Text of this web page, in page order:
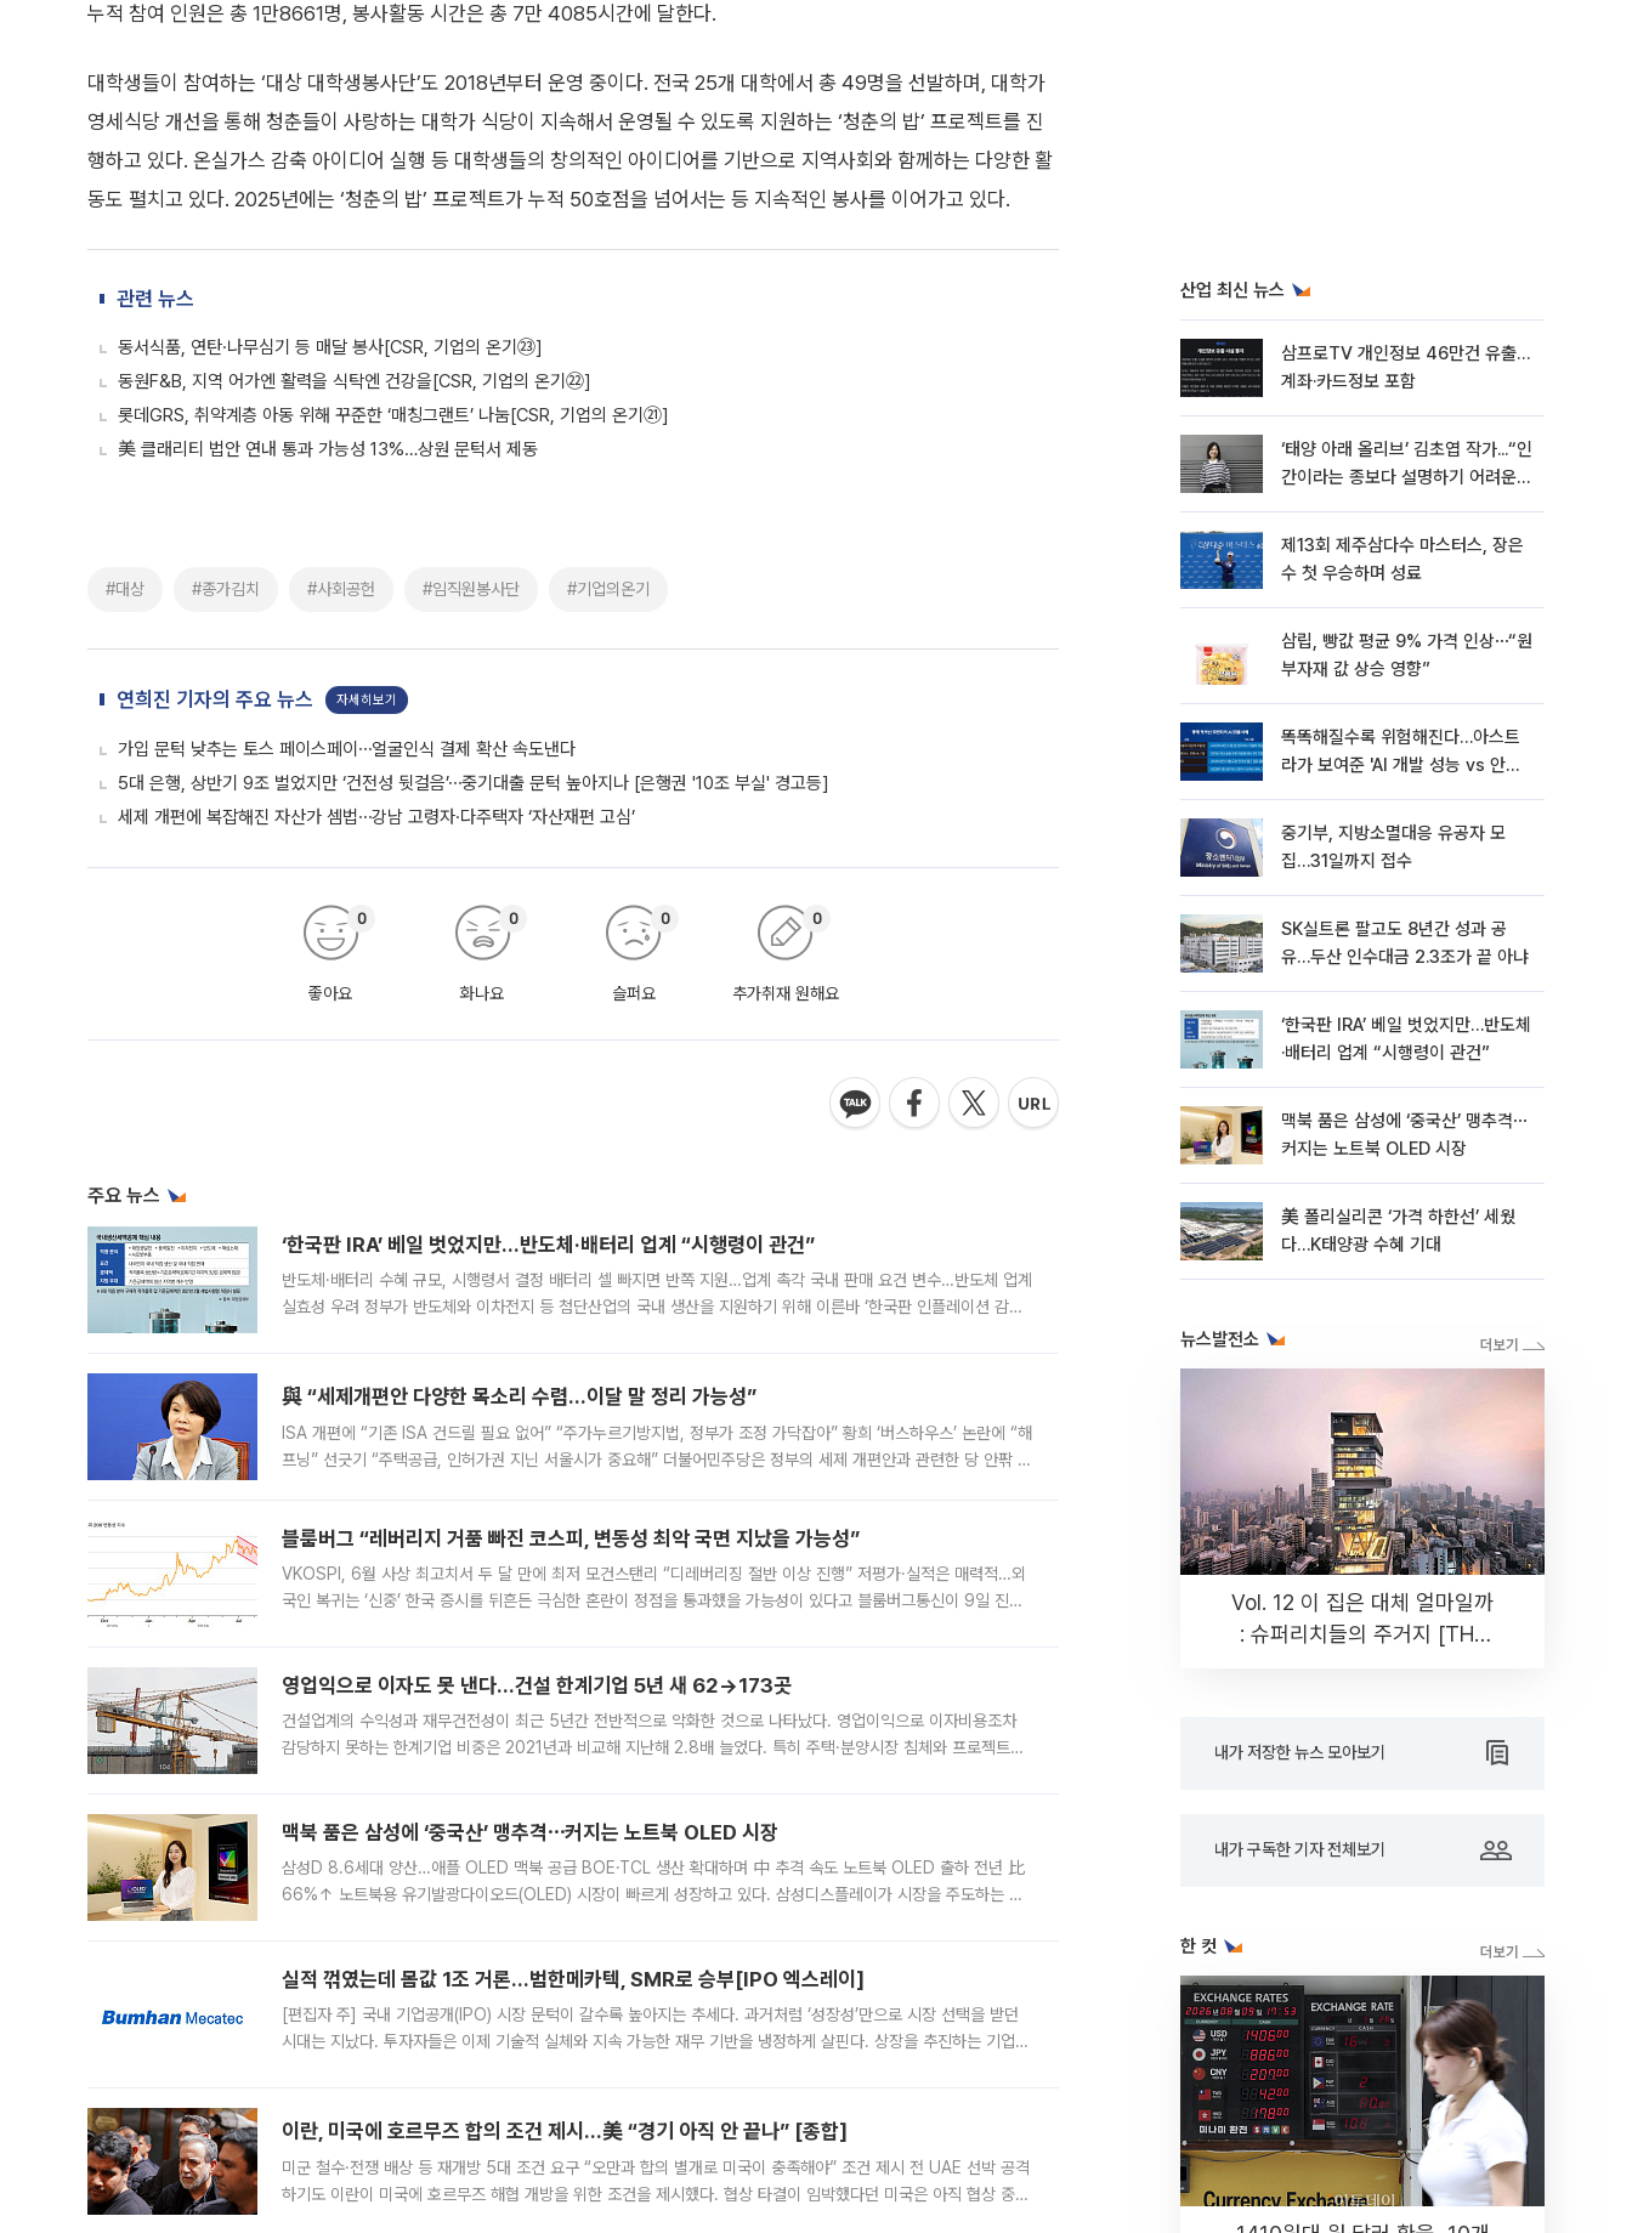
누적 참여 인원은 총 1만8661명, 봉사활동 시간은 총 7만 4085시간에 달한다.
대학생들이 참여하는 ‘대상 대학생봉사단’도 2018년부터 운영 중이다. 전국 25개 대학에서 총 49명을 선발하며, 대학가
영세식당 개선을 통해 청춘들이 사랑하는 대학가 식당이 지속해서 운영될 수 있도록 지원하는 ‘청춘의 밥’ 프로젝트를 진
행하고 있다. 온실가스 감축 아이디어 실행 등 대학생들의 창의적인 아이디어를 기반으로 지역사회와 함께하는 다양한 활
동도 펼치고 있다. 2025년에는 ‘청춘의 밥’ 프로젝트가 누적 50호점을 넘어서는 등 지속적인 봉사를 이어가고 있다.
관련 뉴스
동서식품, 연탄·나무심기 등 매달 봉사[CSR, 기업의 온기㉓]
동원F&B, 지역 어가엔 활력을 식탁엔 건강을[CSR, 기업의 온기㉒]
롯데GRS, 취약계층 아동 위해 꾸준한 ‘매칭그랜트’ 나눔[CSR, 기업의 온기㉑]
美 클래리티 법안 연내 통과 가능성 13%…상원 문턱서 제동
#대상 #종가김치 #사회공헌 #임직원봉사단 #기업의온기
연희진 기자의 주요 뉴스 자세히보기
가입 문턱 낮추는 토스 페이스페이⋯얼굴인식 결제 확산 속도낸다
5대 은행, 상반기 9조 벌었지만 ‘건전성 뒷걸음’⋯중기대출 문턱 높아지나 [은행권 '10조 부실' 경고등]
세제 개편에 복잡해진 자산가 셈법⋯강남 고령자·다주택자 ‘자산재편 고심’
좋아요
0
화나요
0
슬퍼요
0
추가취재 원해요
0
주요 뉴스
‘한국판 IRA’ 베일 벗었지만…반도체·배터리 업계 “시행령이 관건”
반도체·배터리 수혜 규모, 시행령서 결정 배터리 셀 빠지면 반쪽 지원…업계 촉각 국내 판매 요건 변수…반도체 업계
실효성 우려 정부가 반도체와 이차전지 등 첨단산업의 국내 생산을 지원하기 위해 이른바 ‘한국판 인플레이션 감축
與 “세제개편안 다양한 목소리 수렴…이달 말 정리 가능성”
ISA 개편에 “기존 ISA 건드릴 필요 없어” “주가누르기방지법, 정부가 조정 가닥잡아” 황희 ‘버스하우스’ 논란에 “해
프닝” 선긋기 “주택공급, 인허가권 지닌 서울시가 중요해” 더불어민주당은 정부의 세제 개편안과 관련한 당 안팎 의
블룸버그 “레버리지 거품 빠진 코스피, 변동성 최악 국면 지났을 가능성”
VKOSPI, 6월 사상 최고치서 두 달 만에 최저 모건스탠리 “디레버리징 절반 이상 진행” 저평가·실적은 매력적…외
국인 복귀는 ‘신중’ 한국 증시를 뒤흔든 극심한 혼란이 정점을 통과했을 가능성이 있다고 블룸버그통신이 9일 진단
영업익으로 이자도 못 낸다…건설 한계기업 5년 새 62→173곳
건설업계의 수익성과 재무건전성이 최근 5년간 전반적으로 악화한 것으로 나타났다. 영업이익으로 이자비용조차
감당하지 못하는 한계기업 비중은 2021년과 비교해 지난해 2.8배 늘었다. 특히 주택·분양시장 침체와 프로젝트파
맥북 품은 삼성에 ‘중국산’ 맹추격⋯커지는 노트북 OLED 시장
삼성D 8.6세대 양산…애플 OLED 맥북 공급 BOE·TCL 생산 확대하며 中 추격 속도 노트북 OLED 출하 전년 比
66%↑ 노트북용 유기발광다이오드(OLED) 시장이 빠르게 성장하고 있다. 삼성디스플레이가 시장을 주도하는 가
실적 꺾였는데 몸값 1조 거론…범한메카텍, SMR로 승부[IPO 엑스레이]
[편집자 주] 국내 기업공개(IPO) 시장 문턱이 갈수록 높아지는 추세다. 과거처럼 ‘성장성’만으로 시장 선택을 받던
시대는 지났다. 투자자들은 이제 기술적 실체와 지속 가능한 재무 기반을 냉정하게 살핀다. 상장을 추진하는 기업들
이란, 미국에 호르무즈 합의 조건 제시…美 “경기 아직 안 끝나” [종합]
미군 철수·전쟁 배상 등 재개방 5대 조건 요구 “오만과 합의 별개로 미국이 충족해야” 조건 제시 전 UAE 선박 공격
하기도 이란이 미국에 호르무즈 해협 개방을 위한 조건을 제시했다. 협상 타결이 임박했다던 미국은 아직 협상 중이
산업 최신 뉴스
삼프로TV 개인정보 46만건 유출…
계좌·카드정보 포함
‘태양 아래 올리브’ 김초엽 작가...“인
간이라는 종보다 설명하기 어려운
뷰]
제13회 제주삼다수 마스터스, 장은
수 첫 우승하며 성료
삼립, 빵값 평균 9% 가격 인상⋯“원
부자재 값 상승 영향”
똑똑해질수록 위험해진다…아스트
라가 보여준 'AI 개발 성능 vs 안전
중기부, 지방소멸대응 유공자 모
집…31일까지 접수
SK실트론 팔고도 8년간 성과 공
유…두산 인수대금 2.3조가 끝 아냐
‘한국판 IRA’ 베일 벗었지만…반도체
·배터리 업계 “시행령이 관건”
맥북 품은 삼성에 ‘중국산’ 맹추격⋯
커지는 노트북 OLED 시장
美 폴리실리콘 ‘가격 하한선’ 세웠
다…K태양광 수혜 기대
뉴스발전소
Vol. 12 이 집은 대체 얼마일까
: 슈퍼리치들의 주거지 [THE
내가 저장한 뉴스 모아보기
내가 구독한 기자 전체보기
한 컷